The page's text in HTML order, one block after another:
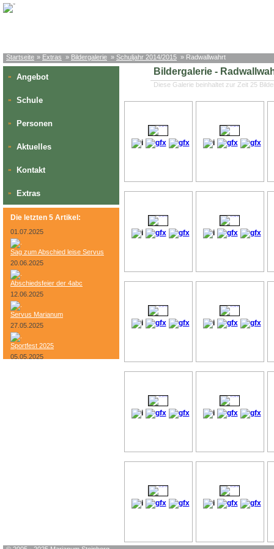
Startseite » Extras » Bildergalerie » Schuljahr 2014/2015 » Radwallwahrt
» Angebot
» Schule
» Personen
» Aktuelles
» Kontakt
» Extras
Die letzten 5 Artikel:
01.07.2025
Sag zum Abschied leise Servus
20.06.2025
Abschiedsfeier der 4abc
12.06.2025
Servus Marianum
27.05.2025
Sportfest 2025
05.05.2025
Bildergalerie -
Diese Galerie beinhaltet zur Zeit 25